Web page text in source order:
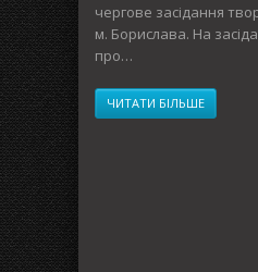
чергове засідання
м. Борислава. На
про…
ЧИТАТИ БІЛЬШЕ